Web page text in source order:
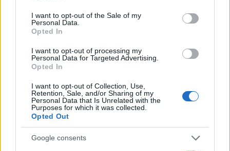
consent section.
I want to opt-out of the Sale of my
Personal Data.
Opted In
I want to opt-out of processing my
Personal Data for Targeted Advertising.
Opted In
I want to opt-out of Collection, Use,
Retention, Sale, and/or Sharing of my
Personal Data that Is Unrelated with the
Purposes for which it was collected.
Opted Out
Google consents